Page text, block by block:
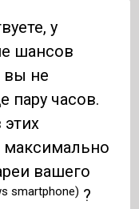
у
шансов
вы не
пару часов.
максимально
вашего
smartphone) ?